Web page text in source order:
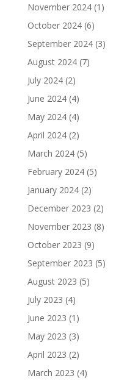
November 2024(1)
October 2024(6)
September 2024(3)
August 2024(7)
July 2024(2)
June 2024(4)
May 2024(4)
April 2024(2)
March 2024(5)
February 2024(5)
January 2024(2)
December 2023 (2)
November 2023 (8)
October 2023 (9)
September 2023 (5)
August 2023 (5)
July 2023 (4)
June 2023 (1)
May 2023 (3)
April 2023 (2)
March 2023 (4)